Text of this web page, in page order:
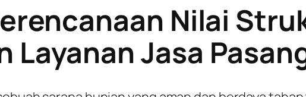
Nilai
Layanan Jasa